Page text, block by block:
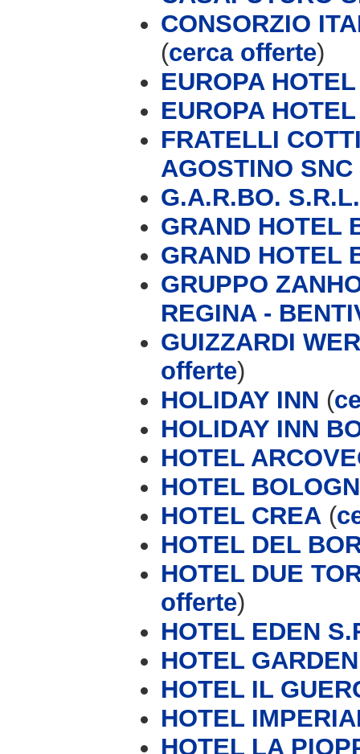
CONSORZIO
(cerca offerte)
EUROPA
EUROPA
FRATELLI
AGOSTINO SNC
G.A.R.BO. S.R.L.
GRAND HOTEL
GRAND HOTEL
GRUPPO
REGINA -
GUIZZARDI
offerte)
HOLIDAY INN (
HOLIDAY INN
HOTEL
HOTEL
HOTEL CREA (
HOTEL DEL
HOTEL DUE
offerte)
HOTEL EDEN
HOTEL GARDEN
HOTEL IL
HOTEL
HOTEL LA